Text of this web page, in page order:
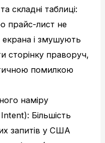
складні таблиці:
прайс-лист не
і змушують
сторінку праворуч,
помилкою
наміру
Більшість
запитів у США